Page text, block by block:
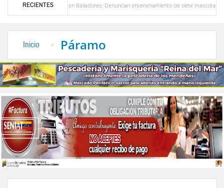
RECIENTES
Alerta en Bailadores: Denuncian envenenamiento de siete mascotas en El Rincón de La
Inicio Páramo